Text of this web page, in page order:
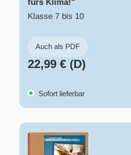
fürs Klima!"
Klasse 7 bis 10
Auch als PDF
22,99 € (D)
Sofort lieferbar
Die anderen haben’s doch